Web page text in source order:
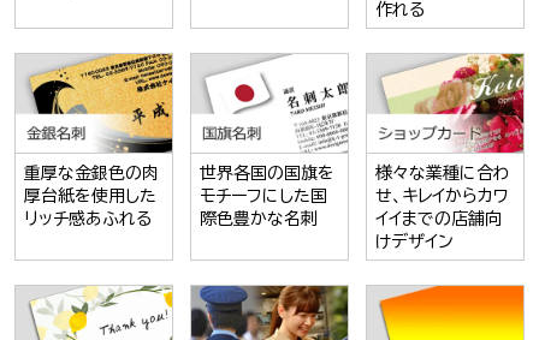
作れる
重厚な金銀色の肉
厚台紙を使用した
リッチ感あふれる
世界各国の国旗を
モチーフにした国
際色豊かな名刺
様々な業種に合わ
せ、キレイからカワ
イイまでの店舗向
けデザイン